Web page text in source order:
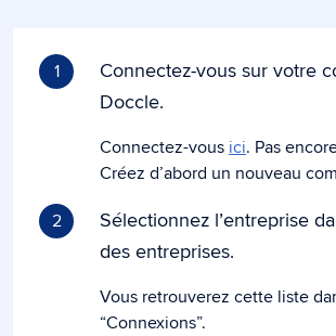
1
Connectez-vous sur votre
Doccle.
Connectez-vous ici. Pas
Créez d’abord un nouveau
2
Sélectionnez l’entreprise
des entreprises.
Vous retrouverez cette liste
“Connexions”.